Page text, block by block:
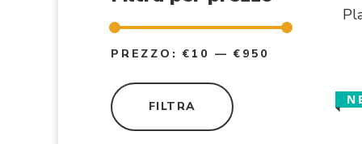
Prezzo Min
Prezzo Max
FILTRA
PREZZO:€10 —€950